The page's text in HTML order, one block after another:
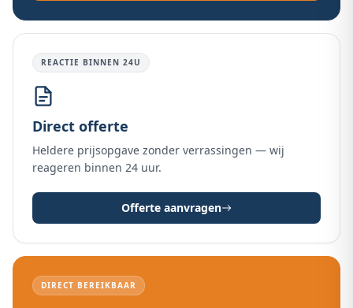
REACTIE BINNEN 24U
Direct offerte
Heldere prijsopgave zonder verrassingen — wij
reageren binnen 24 uur.
Offerte aanvragen
DIRECT BEREIKBAAR